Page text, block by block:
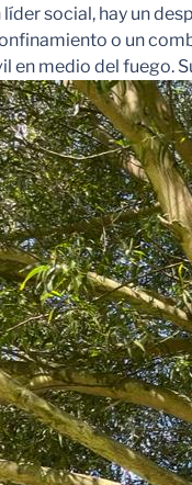
líder social, hay un
o un
en medio del fuego.